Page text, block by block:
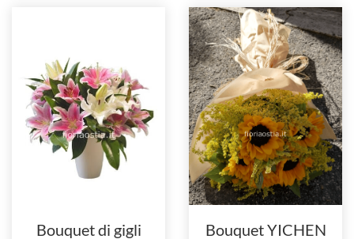
Bouquet di gigli
Bouquet YICHEN